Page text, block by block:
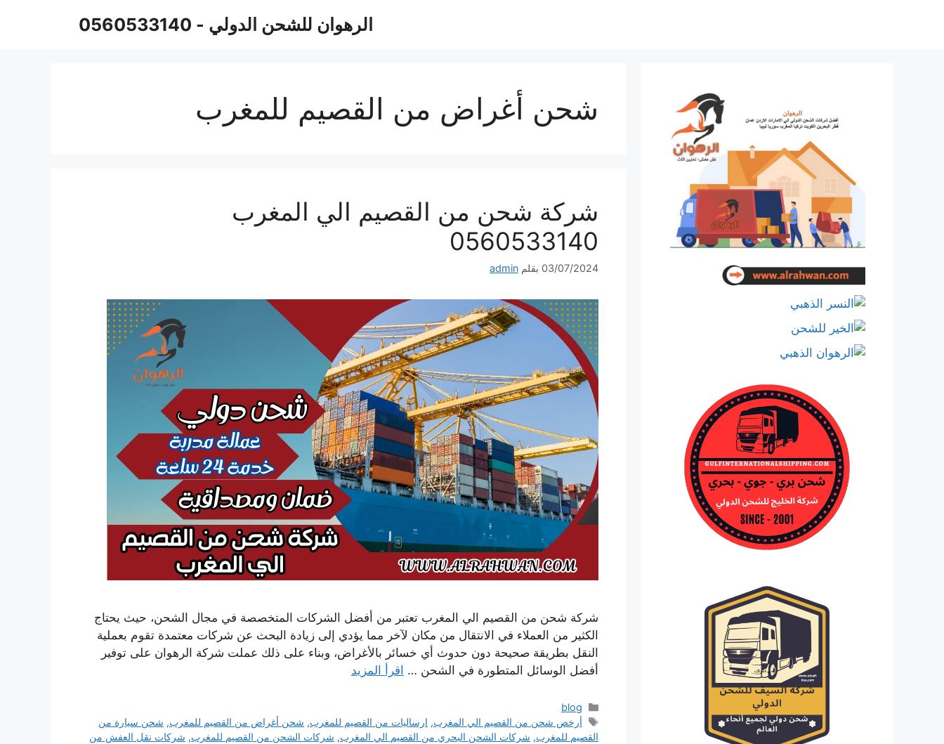
الرهوان للشحن الدولي - 0560533140
شحن أغراض من القصيم للمغرب
شركة شحن من القصيم الي المغرب
0560533140
03/07/2024 بقلم admin
شركة شحن من القصيم الي المغرب تعتبر من أفضل الشركات المتخصصة في مجال الشحن، حيث يحتاج
الكثير من العملاء في الانتقال من مكان لآخر مما يؤدي إلى زيادة البحث عن شركات معتمدة تقوم بعملية
النقل بطريقة صحيحة دون حدوث أي خسائر بالأغراض، وبناء على ذلك عملت شركة الرهوان على توفير
أفضل الوسائل المتطورة في الشحن … اقرأ المزيد
التصنيفات
blog
الوسوم
أرخص شحن من القصيم الي المغرب, ارساليات من القصيم للمغرب, شحن أغراض من القصيم للمغرب, شحن سيارة من
القصيم للمغرب, شركات الشحن البحري من القصيم الي المغرب, شركات الشحن من القصيم للمغرب, شركات نقل العفش من